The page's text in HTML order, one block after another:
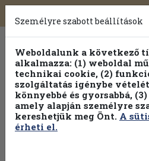
Toggle
navigation
Személyre szabott beállítások
Weboldalunk a következő
alkalmazza: (1) weboldal
technikai cookie, (2)
szolgáltatás igénybe
könnyebbé és gyorsabbá,
amely alapján személyre
kereshetjük meg Önt. A
érheti el.